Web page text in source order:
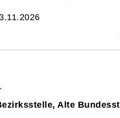
Alte